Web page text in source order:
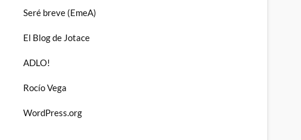
Seré breve (EmeA)
El Blog de Jotace
ADLO!
Rocío Vega
WordPress.org